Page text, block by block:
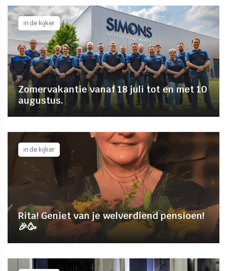
Zomervakantie vanaf 18 juli tot en met 10
augustus.
in de kijker
Rita! Geniet van je welverdiend pensioen!
🎉🥳
in de kijker